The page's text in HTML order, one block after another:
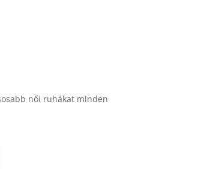
női ruhákat minden